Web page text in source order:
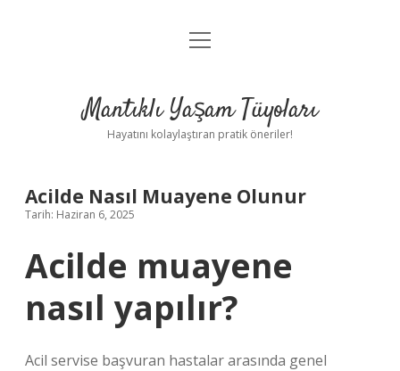
Anasayfa
Yasal Uyarı
menüyü
Mantıklı Yaşam Tüyoları
Hayatını kolaylaştıran pratik öneriler!
Acilde Nasıl Muayene Olunur
Tarih: Haziran 6, 2025
Acilde muayene
nasıl yapılır?
Acil servise başvuran hastalar arasında genel